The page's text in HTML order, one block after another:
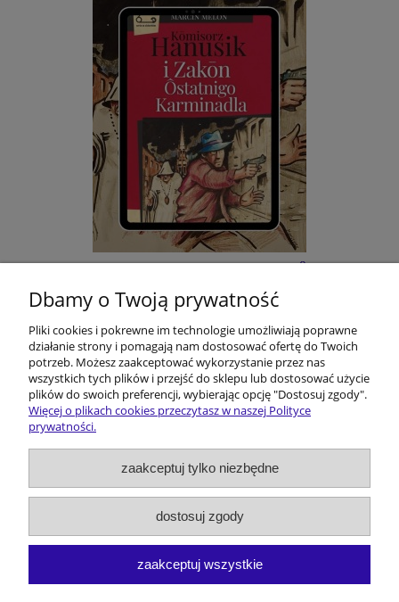
E-BOOK: Kōmisorz Hanusik i Zakōn Ôstatnigo
Karminadla - M. Melon
22,00 zł
do koszyka
Pomoc
Dostawa i koszty
Moje konto
O firmie
Dbamy o Twoją prywatność
Pliki cookies i pokrewne im technologie umożliwiają poprawne
działanie strony i pomagają nam dostosować ofertę do Twoich
potrzeb. Możesz zaakceptować wykorzystanie przez nas
wszystkich tych plików i przejść do sklepu lub dostosować użycie
plików do swoich preferencji, wybierając opcję "Dostosuj zgody".
Więcej o plikach cookies przeczytasz w naszej Polityce
prywatności.
zaakceptuj tylko niezbędne
dostosuj zgody
zaakceptuj wszystkie